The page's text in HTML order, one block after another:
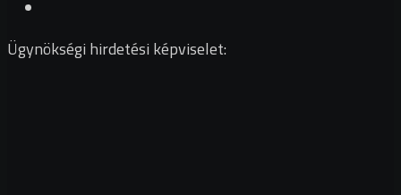
Ügynökségi hirdetési képviselet: